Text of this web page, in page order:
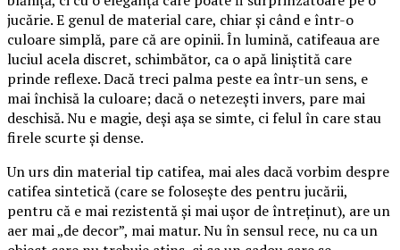
jucărie. E genul de material care, chiar și când e într-o
culoare simplă, pare că are opinii. În lumină, catifeaua are
luciul acela discret, schimbător, ca o apă liniștită care
prinde reflexe. Dacă treci palma peste ea într-un sens, e
mai închisă la culoare; dacă o netezești invers, pare mai
deschisă. Nu e magie, deși așa se simte, ci felul în care stau
firele scurte și dense.
Un urs din material tip catifea, mai ales dacă vorbim despre
catifea sintetică (care se folosește des pentru jucării,
pentru că e mai rezistentă și mai ușor de întreținut), are un
aer mai „de decor”, mai matur. Nu în sensul rece, nu ca un